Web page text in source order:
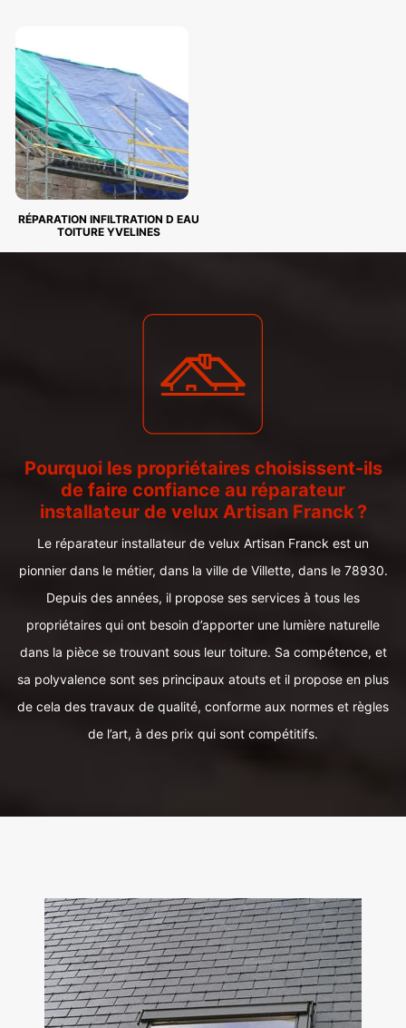
RÉPARATION INFILTRATION D EAU
TOITURE YVELINES
Pourquoi les propriétaires choisissent-ils
de faire confiance au réparateur
installateur de velux Artisan Franck ?
Le réparateur installateur de velux Artisan Franck est un
pionnier dans le métier, dans la ville de Villette, dans le 78930.
Depuis des années, il propose ses services à tous les
propriétaires qui ont besoin d’apporter une lumière naturelle
dans la pièce se trouvant sous leur toiture. Sa compétence, et
sa polyvalence sont ses principaux atouts et il propose en plus
de cela des travaux de qualité, conforme aux normes et règles
de l’art, à des prix qui sont compétitifs.